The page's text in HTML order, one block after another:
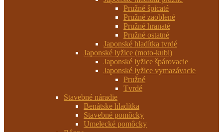
Pružné špicaté
Pružné zaoblené
Pružné hranaté
Pružné ostatné
Japonské hladítka tvrdé
Japonské lyžice (moto-kubi)
Japonské lyžice špárovacie
Japonské lyžice vymazávacie
Pružné
Tvrdé
Stavebné náradie
Benátske hladítka
Stavebné pomôcky
Umelecké pomôcky